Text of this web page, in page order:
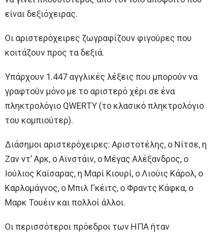
είναι δεξιόχειρας.
Οι αριστερόχειρες ζωγραφίζουν φιγούρες που
κοιτάζουν προς τα δεξιά.
Υπάρχουν 1.447 αγγλικές λέξεις που μπορούν να
γραφτούν μόνο με το αριστερό χέρι σε ένα
πληκτρολόγιο QWERTY (το κλασικό πληκτρολόγιο
του κομπιούτερ).
Διάσημοι αριστερόχειρες: Αριστοτέλης, ο Νίτσε, η
Ζαν ντ’ Αρκ, ο Αϊνστάιν, ο Μέγας Αλέξανδρος, ο
Ιούλιος Καίσαρας, η Μαρί Κιουρί, ο Λιούις Κάρολ, ο
Καρλομάγνος, ο Μπιλ Γκέιτς, ο Φραντς Κάφκα, ο
Μαρκ Τουέιν και πολλοί άλλοι.
Οι περισσότεροι πρόεδροι των ΗΠΑ ήταν